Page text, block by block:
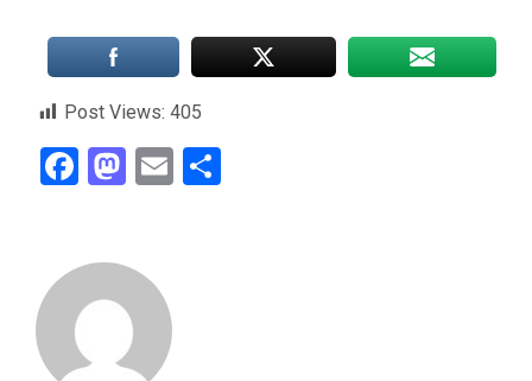
Post Views: 405
Facebook
Mastodon
Email